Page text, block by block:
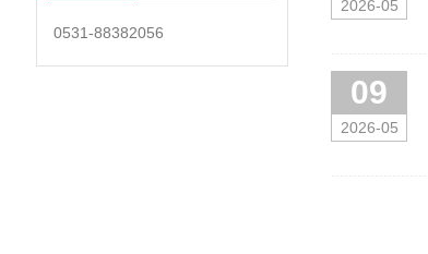
0531-88382056
2026-05
09
2026-05